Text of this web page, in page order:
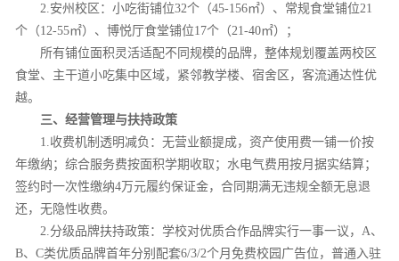
2.安州校区：小吃街铺位32个（45-156㎡）、常规食堂铺位21
个（12-55㎡）、博悦厅食堂铺位17个（21-40㎡）；
所有铺位面积灵活适配不同规模的品牌，整体规划覆盖两校区
食堂、主干道小吃集中区域，紧邻教学楼、宿舍区，客流通达性优
越。
三、经营管理与扶持政策
1.收费机制透明减负：无营业额提成，资产使用费一铺一价按
年缴纳；综合服务费按面积学期收取；水电气费用按月据实结算；
签约时一次性缴纳4万元履约保证金，合同期满无违规全额无息退
还，无隐性收费。
2.分级品牌扶持政策：学校对优质合作品牌实行一事一议，A、
B、C类优质品牌首年分别配套6/3/2个月免费校园广告位，普通入驻